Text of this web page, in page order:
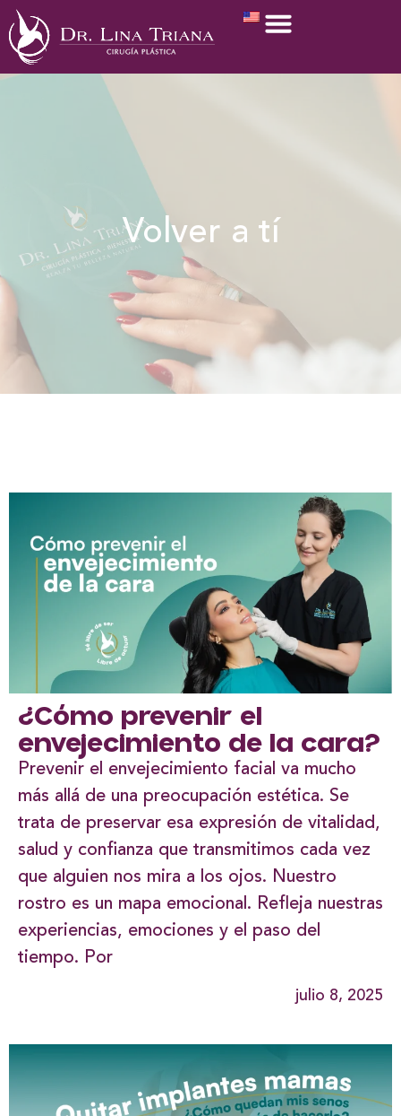
Volver a tí
¿Cómo prevenir el
envejecimiento de la cara?
Prevenir el envejecimiento facial va mucho
más allá de una preocupación estética. Se
trata de preservar esa expresión de vitalidad,
salud y confianza que transmitimos cada vez
que alguien nos mira a los ojos. Nuestro
rostro es un mapa emocional. Refleja nuestras
experiencias, emociones y el paso del
tiempo. Por
julio 8, 2025